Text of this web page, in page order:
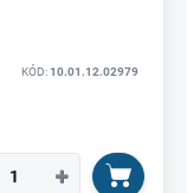
KÓD:10.01.12.02979
+